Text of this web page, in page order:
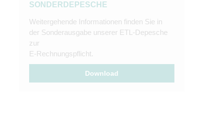
SONDERDEPESCHE
Weitergehende Informationen finden Sie in
der Sonderausgabe unserer ETL-Depesche
zur
E-Rechnungspflicht.
Download